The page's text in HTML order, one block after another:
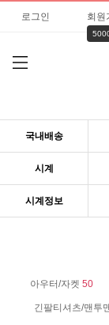
로그인 회원
국내배송
시계
시계정보
아우터/자켓 50
긴팔티셔츠/맨투